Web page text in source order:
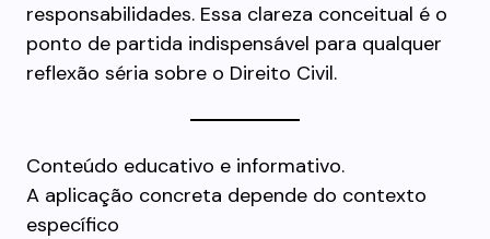
responsabilidades. Essa clareza conceitual é o
ponto de partida indispensável para qualquer
reflexão séria sobre o Direito Civil.
Conteúdo educativo e informativo.
A aplicação concreta depende do contexto
específico